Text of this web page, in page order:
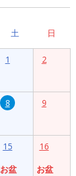
土 日
1 2
8 9
15
お盆
16
お盆